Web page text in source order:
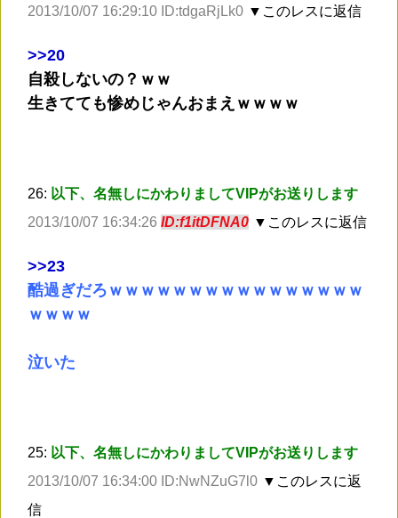
2013/10/07 16:29:10 ID:tdgaRjLk0 ▼このレスに返信
>>20
自殺しないの？ｗｗ
生きてても惨めじゃんおまえｗｗｗｗ
26: 以下、名無しにかわりましてVIPがお送りします
2013/10/07 16:34:26 ID:f1itDFNA0 ▼このレスに返信
>>23
酷過ぎだろｗｗｗｗｗｗｗｗｗｗｗｗｗｗｗｗ
ｗｗｗｗ
泣いた
25: 以下、名無しにかわりましてVIPがお送りします
2013/10/07 16:34:00 ID:NwNZuG7l0 ▼このレスに返
信